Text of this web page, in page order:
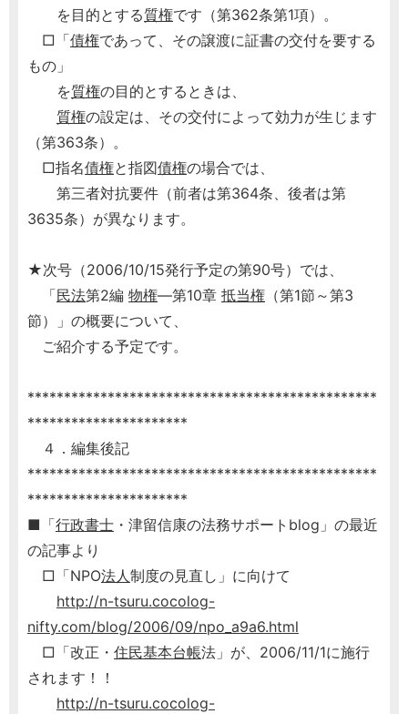
を目的とする質権です（第362条第1項）。
□「債権であって、その譲渡に証書の交付を要する
もの」
を質権の目的とするときは、
質権の設定は、その交付によって効力が生じます
（第363条）。
□指名債権と指図債権の場合では、
第三者対抗要件（前者は第364条、後者は第
3635条）が異なります。
★次号（2006/10/15発行予定の第90号）では、
「民法第2編 物権―第10章 抵当権 （第1節～第3
節）」の概要について、
ご紹介する予定です。
************************************************
**********************
４．編集後記
************************************************
**********************
■「行政書士 ・津留信康の法務サポートblog」の最近
の記事より
□「NPO法人制度の見直し」に向けて
http://n-tsuru.cocolog-
nifty.com/blog/2006/09/npo_a9a6.html
□「改正・ 住民基本台帳法」が、2006/11/1に施行
されます！！
http://n-tsuru.cocolog-